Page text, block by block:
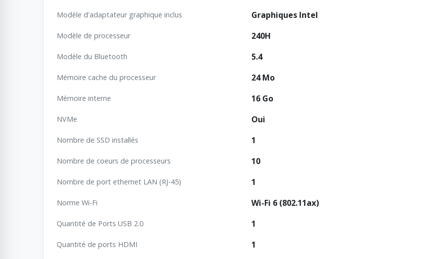
Modèle d'adaptateur graphique inclus Graphiques Intel
Modèle de processeur 240H
Modèle du Bluetooth 5.4
Mémoire cache du processeur 24 Mo
Mémoire interne 16 Go
NVMe Oui
Nombre de SSD installés 1
Nombre de coeurs de processeurs 10
Nombre de port ethernet LAN (RJ-45) 1
Norme Wi-Fi Wi-Fi 6 (802.11ax)
Quantité de Ports USB 2.0 1
Quantité de ports HDMI 1